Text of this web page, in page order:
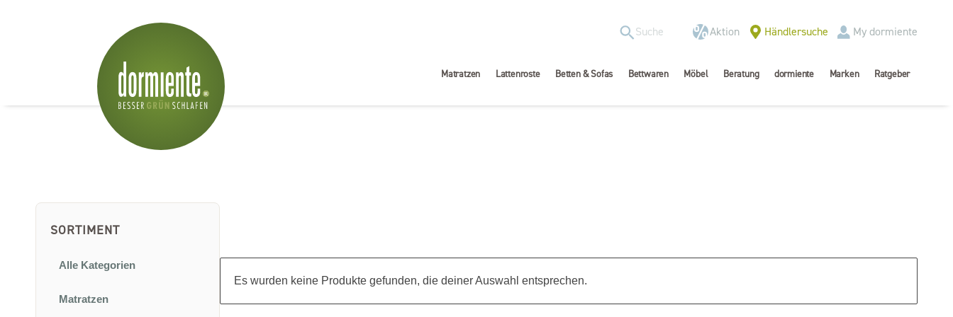
Aktion Händlersuche My dormiente
Matratzen Lattenroste Betten & Sofas Bettwaren Möbel Beratung dormiente Marken Ratgeber
SORTIMENT
Alle Kategorien
Matratzen
Es wurden keine Produkte gefunden, die deiner Auswahl entsprechen.